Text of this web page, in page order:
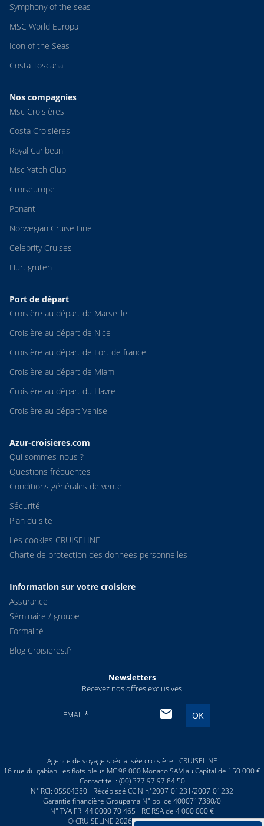
Symphony of the seas
MSC World Europa
Icon of the Seas
Costa Toscana
Nos compagnies
Msc Croisières
Costa Croisières
Royal Caribean
Msc Yatch Club
Croiseurope
Ponant
Norwegian Cruise Line
Celebrity Cruises
Hurtigruten
Port de départ
Croisière au départ de Marseille
Croisière au départ de Nice
Croisière au départ de Fort de france
Croisière au départ de Miami
Croisière au départ du Havre
Croisière au départ Venise
Azur-croisieres.com
Qui sommes-nous ?
Questions fréquentes
Conditions générales de vente
Sécurité
Plan du site
Les cookies CRUISELINE
Charte de protection des donnees personnelles
Information sur votre croisiere
Assurance
Séminaire / groupe
Formalité
Blog Croisieres.fr
Newsletters
Recevez nos offres exclusives
EMAIL* OK
Agence de voyage spécialisée croisière - CRUISELINE
16 rue du gabian Les flots bleus MC 98 000 Monaco SAM au Capital de 150 000 €
Contact tel : (00) 377 97 97 84 50
N° RCI: 05S04380 - Récépissé CCIN n°2007-01231/2007-01232
Garantie financière Groupama N° police 4000717380/0
N° TVA FR. 44 0000 70 465 - RC RSA de 4 000 000 €
© CRUISELINE 2026 - all rights reserved